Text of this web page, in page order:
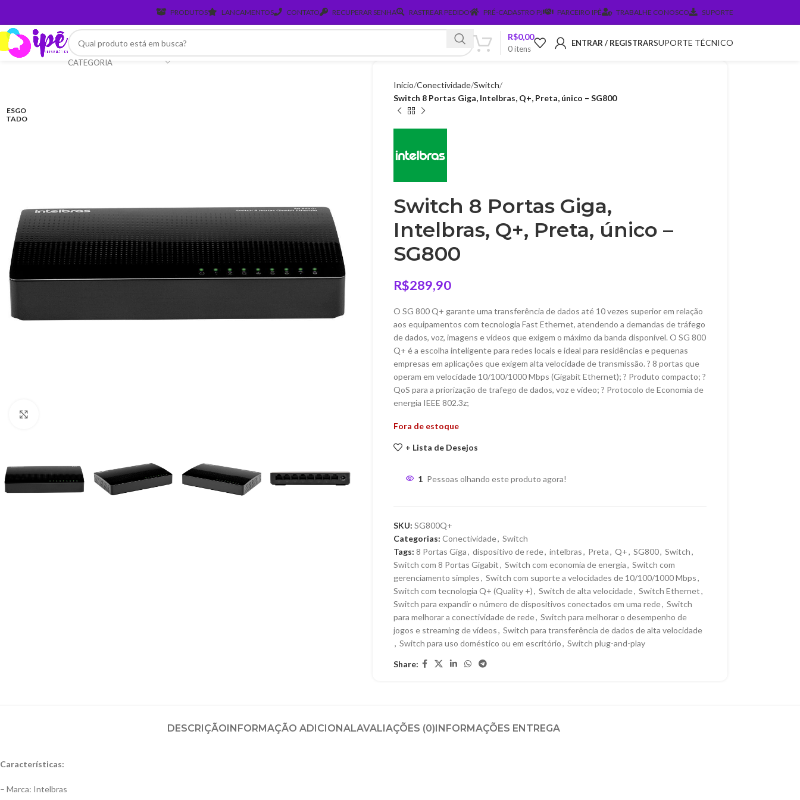
PRODUTOS LANCAMENTOS CONTATO RECUPERAR SENHA RASTREAR PEDIDO PRÉ-CADASTRO PJ PARCEIRO IPÊ TRABALHE CONOSCO SUPORTE
CATEGORIA
0itens
R$0,00
ENTRAR / REGISTRARSUPORTE TÉCNICO
ESGO
TADO
Início Conectividade Switch
Switch 8 Portas Giga, Intelbras, Q+, Preta, único – SG800
Switch 8 Portas Giga,
Intelbras, Q+, Preta, único –
SG800
R$289,90
O SG 800 Q+ garante uma transferência de dados até 10 vezes superior em relação
aos equipamentos com tecnologia Fast Ethernet, atendendo a demandas de tráfego
de dados, voz, imagens e vídeos que exigem o máximo da banda disponível. O SG 800
Q+ é a escolha inteligente para redes locais e ideal para residências e pequenas
empresas em aplicações que exigem alta velocidade de transmissão. ? 8 portas que
operam em velocidade 10/100/1000 Mbps (Gigabit Ethernet); ? Produto compacto; ?
QoS para a priorização de trafego de dados, voz e vídeo; ? Protocolo de Economia de
energia IEEE 802.3z;
Fora de estoque
+ Lista de Desejos
1 Pessoas olhando este produto agora!
SKU: SG800Q+
Categorias: Conectividade, Switch
Tags: 8 Portas Giga, dispositivo de rede, intelbras, Preta, Q+, SG800, Switch,
Switch com 8 Portas Gigabit, Switch com economia de energia, Switch com
gerenciamento simples, Switch com suporte a velocidades de 10/100/1000 Mbps,
Switch com tecnologia Q+ (Quality +), Switch de alta velocidade, Switch Ethernet,
Switch para expandir o número de dispositivos conectados em uma rede, Switch
para melhorar a conectividade de rede, Switch para melhorar o desempenho de
jogos e streaming de vídeos, Switch para transferência de dados de alta velocidade
, Switch para uso doméstico ou em escritório, Switch plug-and-play
Share:
DESCRIÇÃOINFORMAÇÃO ADICIONALAVALIAÇÕES (0)INFORMAÇÕES ENTREGA
Características:
– Marca: Intelbras